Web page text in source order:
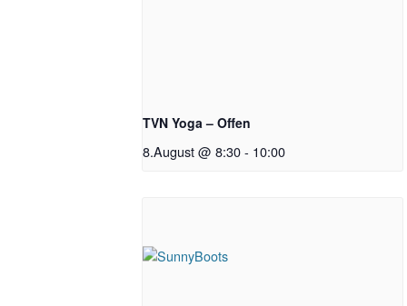
TVN Yoga – Offen
8.August @ 8:30- 10:00